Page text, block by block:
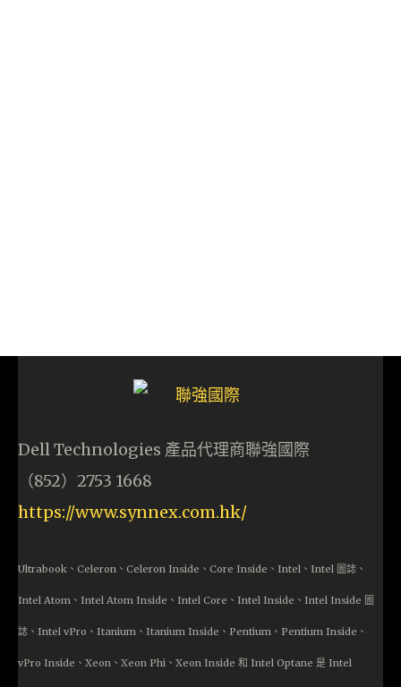
Dell Technologies 產品代理商聯強國際
（852）2753 1668
https://www.synnex.com.hk/
Ultrabook、Celeron、Celeron Inside、Core Inside、Intel、Intel 圖誌、
Intel Atom、Intel Atom Inside、Intel Core、Intel Inside、Intel Inside 圖
誌、Intel vPro、Itanium、Itanium Inside、Pentium、Pentium Inside、
vPro Inside、Xeon、Xeon Phi、Xeon Inside 和 Intel Optane 是 Intel